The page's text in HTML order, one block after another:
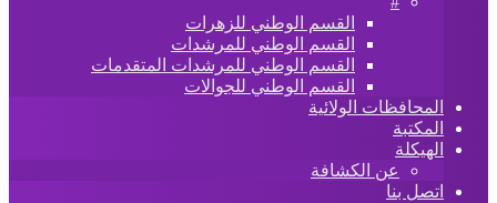
القسم الوطني للزهرات
القسم الوطني للمرشدات
القسم الوطني للمرشدات المتقدمات
القسم الوطني للجوالات
المحافظات الولائية
المكتبة
الهيكلة
عن الكشافة
اتصل بنا